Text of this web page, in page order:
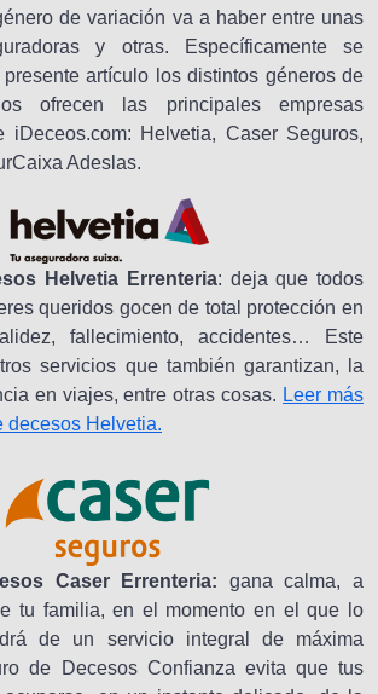
de variación va a haber entre unas
y otras. Específicamente se
artículo los distintos géneros de
ofrecen las principales empresas
iDeceos.com: Helvetia, Caser Seguros,
Adeslas.
Helvetia Errenteria: deja que todos
queridos gocen de total protección en
fallecimiento, accidentes… Este
servicios que también garantizan, la
en viajes, entre otras cosas. Leer más
decesos Helvetia.
Caser Errenteria: gana calma, a
tu familia, en el momento en el que lo
de un servicio integral de máxima
de Decesos Confianza evita que tus